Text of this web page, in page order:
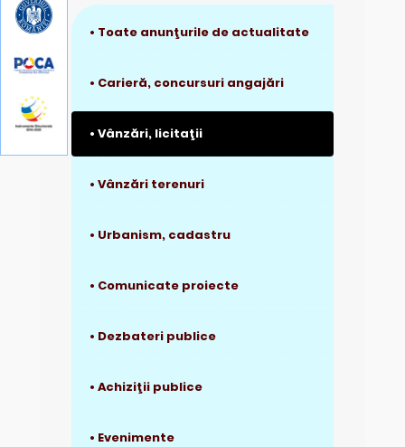
• Toate anunţurile de actualitate
• Carieră, concursuri angajări
• Vânzări, licitaţii
• Vânzări terenuri
• Urbanism, cadastru
• Comunicate proiecte
• Dezbateri publice
• Achiziţii publice
• Evenimente